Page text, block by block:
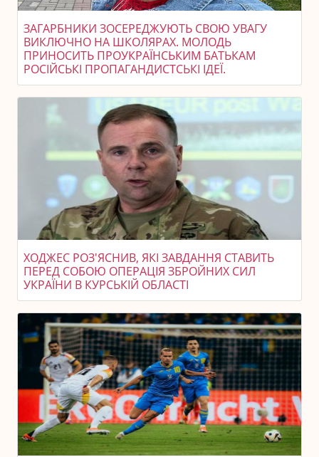
ЗАГАРБНИКИ ЗОСЕРЕДЖУЮТЬ СВОЮ УВАГУ
ВИКЛЮЧНО НА ШКОЛЯРАХ. МОЛОДЬ
ПРИНОСИТЬ ПРОУКРАЇНСЬКИМ БАТЬКАМ
РОСІЙСЬКІ ПРОПАГАНДИСТСЬКІ ІДЕЇ.
ХОДЖЕС РОЗ'ЯСНИВ, ЯКІ ЗАВДАННЯ СТАВИТЬ
ПЕРЕД СОБОЮ ОПЕРАЦІЯ ЗБРОЙНИХ СИЛ
УКРАЇНИ В КУРСЬКІЙ ОБЛАСТІ